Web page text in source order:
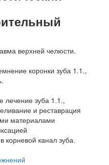
верхней челюсти.
коронки зуба 1.1.,
лечение зуба 1.1.,
и реставрация
материалами
корневой канал зуба.